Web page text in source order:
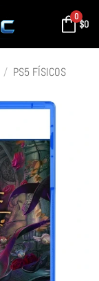
0
$0
/ PS5 FÍSICOS